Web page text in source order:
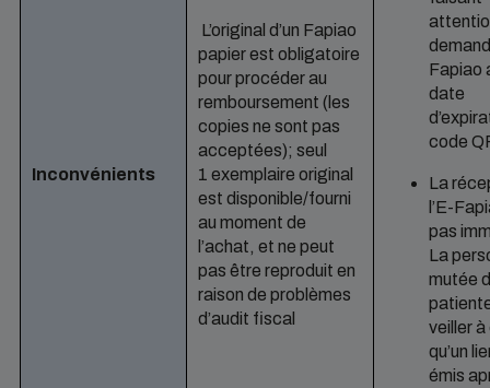
Inconvénients
L’original d’un Fapiao
papier est obligatoire
pour procéder au
remboursement (les
copies ne sont pas
acceptées); seul
1 exemplaire original
est disponible/fourni
au moment de
l’achat, et ne peut
pas être reproduit en
raison de problèmes
d’audit fiscal
Fapiao
date
code
La
l’E-
pas
La
mutée
veiller à
qu’un
émis